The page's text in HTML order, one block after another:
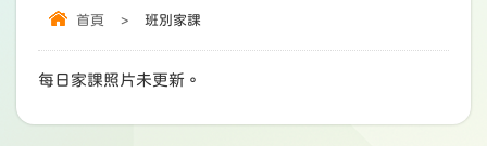
首頁 > 班別家課
每日家課照片未更新。